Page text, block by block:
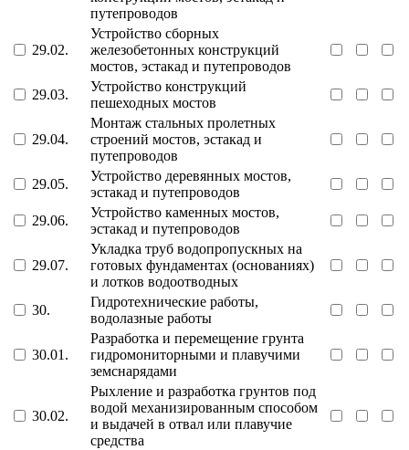
путепроводов
29.02.
Устройство сборных
железобетонных конструкций
мостов, эстакад и путепроводов
29.03.
Устройство конструкций
пешеходных мостов
29.04.
Монтаж стальных пролетных
строений мостов, эстакад и
путепроводов
29.05.
Устройство деревянных мостов,
эстакад и путепроводов
29.06.
Устройство каменных мостов,
эстакад и путепроводов
29.07.
Укладка труб водопропускных на
готовых фундаментах (основаниях)
и лотков водоотводных
30.
Гидротехнические работы,
водолазные работы
30.01.
Разработка и перемещение грунта
гидромониторными и плавучими
земснарядами
30.02.
Рыхление и разработка грунтов под
водой механизированным способом
и выдачей в отвал или плавучие
средства